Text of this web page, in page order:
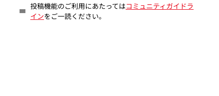
投稿機能のご利用にあたってはコミュニティガイドラ
インをご一読ください。